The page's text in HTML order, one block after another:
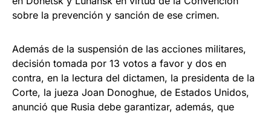
sobre la prevención y sanción de ese crimen.
Además de la suspensión de las acciones militares,
decisión tomada por 13 votos a favor y dos en
contra, en la lectura del dictamen, la presidenta de la
Corte, la jueza Joan Donoghue, de Estados Unidos,
anunció que Rusia debe garantizar, además, que